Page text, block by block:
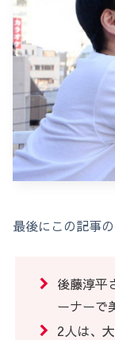
最後にこの記事の
後藤淳平
ーナーで
2人は、